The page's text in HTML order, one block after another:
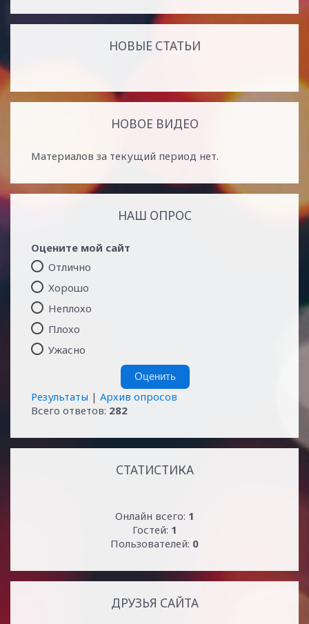
НОВЫЕ СТАТЬИ
НОВОЕ ВИДЕО
Материалов за текущий период нет.
НАШ ОПРОС
Оцените мой сайт
Отлично
Хорошо
Неплохо
Плохо
Ужасно
Результаты | Архив опросов
Всего ответов: 282
СТАТИСТИКА
Онлайн всего: 1
Гостей: 1
Пользователей: 0
ДРУЗЬЯ САЙТА